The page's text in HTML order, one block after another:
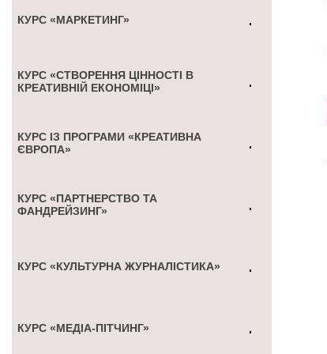
КУРС «МАРКЕТИНГ»
КУРС «СТВОРЕННЯ ЦІННОСТІ В
КРЕАТИВНІЙ ЕКОНОМІЦІ»
КУРС ІЗ ПРОГРАМИ «КРЕАТИВНА
ЄВРОПА»
КУРС «ПАРТНЕРСТВО ТА
ФАНДРЕЙЗИНГ»
КУРС «КУЛЬТУРНА ЖУРНАЛІСТИКА»
КУРС «МЕДІА-ПІТЧИНГ»